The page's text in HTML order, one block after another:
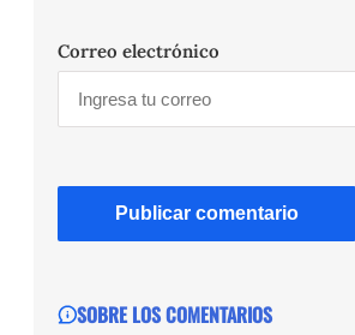
Correo electrónico
SOBRE LOS COMENTARIOS